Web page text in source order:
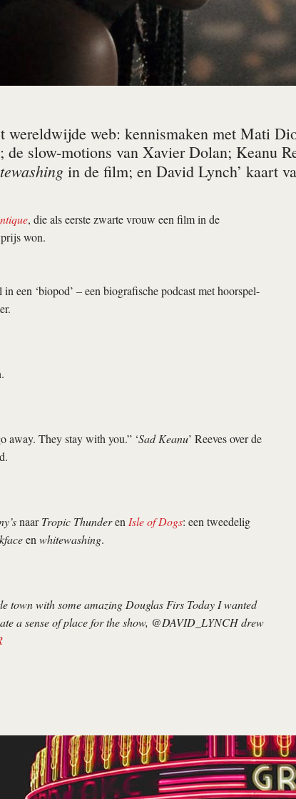
wereldwijde web: kennismaken met Mati
de slow-motions van Xavier Dolan; Keanu
in de film; en David Lynch’ kaart
, die als eerste zwarte vrouw een film in de
won.
een ‘biopod’ – een biografische podcast met hoorspel-
away. They stay with you.” ‘Sad Keanu’ Reeves over de
naarTropic Thunderen Isle of Dogs: een tweedelig
en whitewashing.
town with some amazing Douglas Firs Today I wanted
a sense of place for the show, @DAVID_LYNCH drew